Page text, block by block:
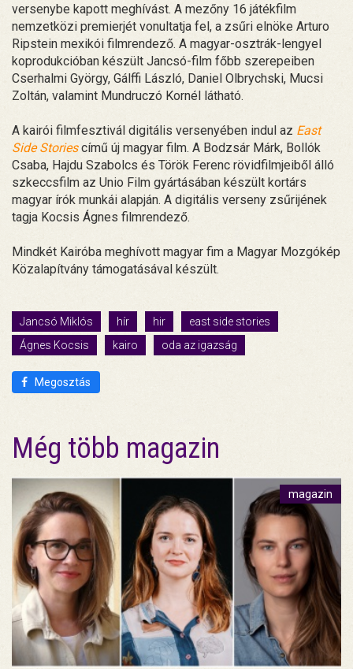
versenybe kapott meghívást. A mezőny 16 játékfilm
nemzetközi premierjét vonultatja fel, a zsűri elnöke Arturo
Ripstein mexikói filmrendező. A magyar-osztrák-lengyel
koprodukcióban készült Jancsó-film főbb szerepeiben
Cserhalmi György, Gálffi László, Daniel Olbrychski, Mucsi
Zoltán, valamint Mundruczó Kornél látható.
A kairói filmfesztivál digitális versenyében indul az East
Side Storiescímű új magyar film. A Bodzsár Márk, Bollók
Csaba, Hajdu Szabolcs és Török Ferenc rövidfilmjeiből álló
szkeccsfilm az Unio Film gyártásában készült kortárs
magyar írók munkái alapján. A digitális verseny zsűrijének
tagja Kocsis Ágnes filmrendező.
Mindkét Kairóba meghívott magyar fim a Magyar Mozgókép
Közalapítvány támogatásával készült.
Jancsó Miklós hír hir
east side stories
Ágnes Kocsis
kairo oda az igazság
Megosztás
Még több magazin
magazin